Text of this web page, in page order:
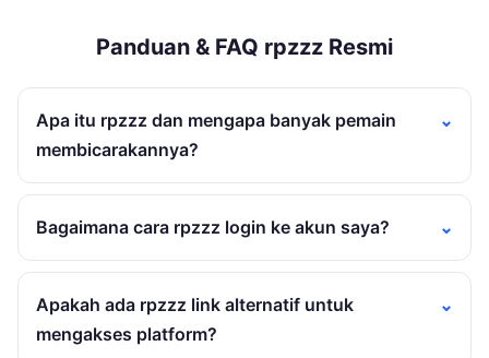
Panduan & FAQ rpzzz Resmi
Apa itu rpzzz dan mengapa banyak pemain
membicarakannya?
Bagaimana cara rpzzz login ke akun saya?
Apakah ada rpzzz link alternatif untuk
mengakses platform?